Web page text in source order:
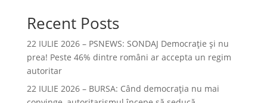
Recent Posts
22 IULIE 2026 – PSNEWS: SONDAJ Democrație și nu
prea! Peste 46% dintre români ar accepta un regim
autoritar
22 IULIE 2026 – BURSA: Când democraţia nu mai